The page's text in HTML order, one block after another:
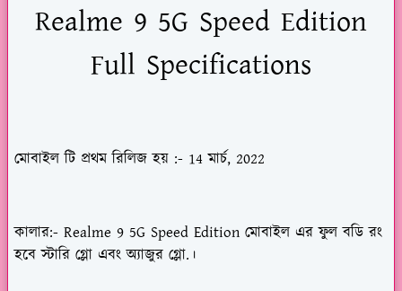
Realme 9 5G Speed Edition
Full Specifications
মোবাইল টি প্রথম রিলিজ হয় :- 14 মার্চ, 2022
কালার:- Realme 9 5G Speed Edition মোবাইল এর ফুল বডি রং
হবে স্টারি গ্লো এবং অ্যাজুর গ্লো.।